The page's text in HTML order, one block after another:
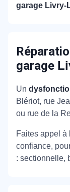
garage Livry-
garage
Un
Blériot, rue
ou rue de la
Faites appel à
confiance,
: sectionnelle,